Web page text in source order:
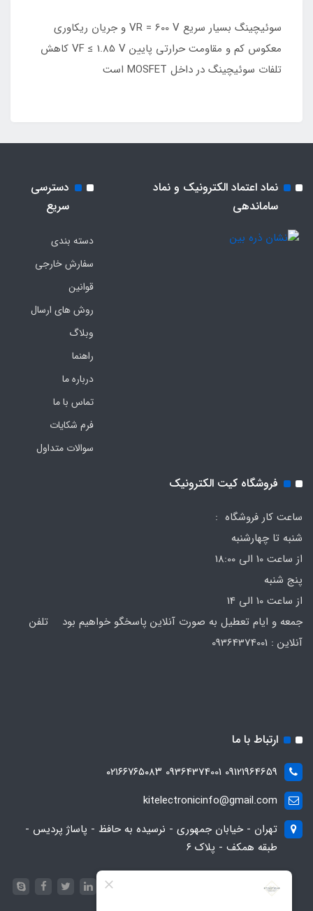
سوئیچینگ بسیار سریع VR = 600 V و جریان ریکاوری
معکوس کم و مقاومت حرارتی پایین VF ≤ 1.85 V کاهش
تلفات سوئیچینگ در داخل MOSFET است
نماد اعتماد الکترونیک و نماد
ساماندهی
دسترسی
سریع
دسته بندی
سفارش خارجی
قوانین
روش های ارسال
وبلاگ
راهنما
درباره ما
تماس با ما
فرم‌ شکایات
سوالات متداول
فروشگاه کیت الکترونیک
ساعت کار فروشگاه :
شنبه تا چهارشنبه
از ساعت 10 الی 18:00
پنج شنبه
از ساعت 10 الی 14
جمعه و ایام تعطیل به صورت آنلاین پاسخگو خواهیم بود تلفن
ارتباط با ما
09121964659 09364374001 ۰۲۱۶۶۷۶۵۰۸۳
kitelectronicinfo@gmail.com
تهران - خیابان جمهوری - نرسیده به حافظ - پاساژ پردیس -
طبقه همکف - پلاک ۶